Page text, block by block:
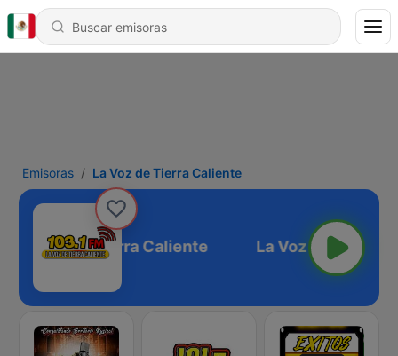
Emisoras La Voz de Tierra Caliente
La Voz de Tierra Caliente